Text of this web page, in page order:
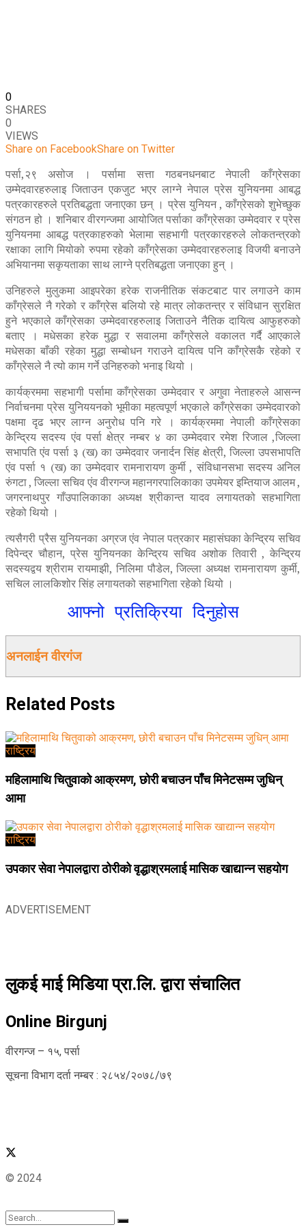
0
SHARES
0
VIEWS
Share on FacebookShare on Twitter
पर्सा,२९ असोज । पर्सामा सत्ता गठबनधनबाट नेपाली काँग्रेसका
उम्मेदवारहरुलाइ जिताउन एकजुट भएर लाग्ने नेपाल प्रेस युनियनमा आबद्ध
पत्रकारहरुले प्रतिबद्धता जनाएका छन् । प्रेस युनियन , काँग्रेसको शुभेच्छुक
संगठन हो । शनिबार वीरगन्जमा आयोजित पर्साका काँग्रेसका उम्मेदवार र प्रेस
युनियनमा आबद्ध पत्रकाहरुको भेलामा सहभागी पत्रकारहरुले लोकतन्त्रको
रक्षाका लागि मियोको रुपमा रहेको काँग्रेसका उम्मेदवारहरुलाइ विजयी बनाउने
अभियानमा सकृयताका साथ लाग्ने प्रतिबद्धता जनाएका हुन् ।
उनिहरुले मुलुकमा आइपरेका हरेक राजनीतिक संकटबाट पार लगाउने काम
काँग्रेसले नै गरेको र काँग्रेस बलियो रहे मात्र लोकतन्त्र र संविधान सुरक्षित
हुने भएकाले काँग्रेसका उम्मेदवारहरुलाइ जिताउने नैतिक दायित्व आफुहरुको
बताए । मधेसका हरेक मुद्धा र सवालमा काँग्रेसले वकालत गर्दै आएकाले
मधेसका बाँकी रहेका मुद्धा सम्बोधन गराउने दायित्व पनि काँग्रेसकै रहेको र
काँग्रेसले नै त्यो काम गर्ने उनिहरुको भनाइ थियो ।
कार्यक्रममा सहभागी पर्सामा काँग्रेसका उम्मेदवार र अगुवा नेताहरुले आसन्न
निर्वाचनमा प्रेस युनिययनको भूमीका महत्वपूर्ण भएकाले काँग्रेसका उम्मेदवारको
पक्षमा दृढ भएर लाग्न अनुरोध पनि गरे । कार्यक्रममा नेपाली काँग्रेसका
केन्द्रिय सदस्य एंव पर्सा क्षेत्र नम्बर ४ का उम्मेदवार रमेश रिजाल ,जिल्ला
सभापति एंव पर्सा ३ (ख) का उम्मेदवार जनार्दन सिंह क्षेत्री, जिल्ला उपसभापति
एंव पर्सा १ (ख) का उम्मेदवार रामनारायण कुर्मी , संविधानसभा सदस्य अनिल
रुंगटा , जिल्ला सचिव एंव वीरगन्ज महानगरपालिकाका उपमेयर इम्तियाज आलम ,
जगरनाथपुर गाँउपालिकाका अध्यक्ष श्रीकान्त यादव लगायतको सहभागिता
रहेको थियो ।
त्यसैगरी प्रैस युनियनका अग्रज एंव नेपाल पत्रकार महासंघका केन्द्रिय सचिव
दिपेन्द्र चौहान, प्रेस युनियनका केन्द्रिय सचिव अशोक तिवारी , केन्द्रिय
सदस्यद्वय श्रीराम रायमाझी, निलिमा पौडेल, जिल्ला अध्यक्ष रामनारायण कुर्मी,
सचिल लालकिशोर सिंह लगायतको सहभागिता रहेको थियो ।
आफ्नो प्रतिक्रिया दिनुहोस
अनलाईन वीरगंज
Related Posts
राष्ट्रिय
महिलामाथि चितुवाको आक्रमण, छोरी बचाउन पाँच मिनेटसम्म जुधिन्
आमा
राष्ट्रिय
उपकार सेवा नेपालद्वारा ठोरीको वृद्धाश्रमलाई मासिक खाद्यान्न सहयोग
ADVERTISEMENT
लुकई माई मिडिया प्रा.लि. द्वारा संचालित
Online Birgunj
वीरगन्ज – १५, पर्सा
सूचना विभाग दर्ता नम्बर : २८५४/२०७८/७९
© 2024